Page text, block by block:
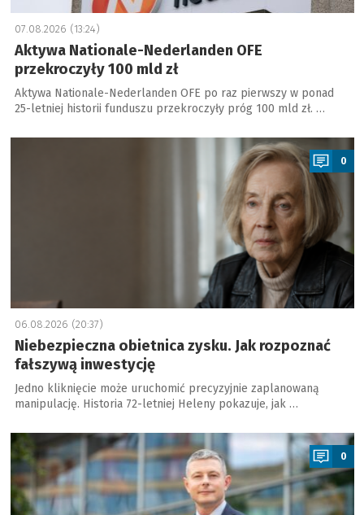
07.08.2026 (13:24)
Aktywa Nationale-Nederlanden OFE
przekroczyły 100 mld zł
Aktywa Nationale-Nederlanden OFE po raz pierwszy w ponad
25-letniej historii funduszu przekroczyły próg 100 mld zł. …
a
0
06.08.2026 (20:37)
Niebezpieczna obietnica zysku. Jak rozpoznać
fałszywą inwestycję
Jedno kliknięcie może uruchomić precyzyjnie zaplanowaną
manipulację. Historia 72-letniej Heleny pokazuje, jak …
a
0